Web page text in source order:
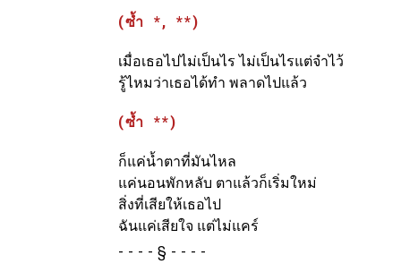
(ซ้ำ *, **)
เมื่อเธอไปไม่เป็นไร ไม่เป็นไรแต่จำไว้
รู้ไหมว่าเธอได้ทำ พลาดไปแล้ว
(ซ้ำ **)
ก็แค่น้ำตาที่มันไหล
แค่นอนพักหลับ ตาแล้วก็เริ่มใหม่
สิ่งที่เสียให้เธอไป
ฉันแค่เสียใจ แต่ไม่แคร์
§